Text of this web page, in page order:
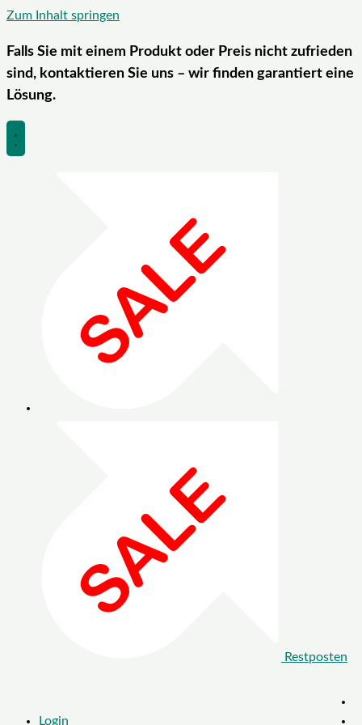
Zum Inhalt springen
Falls Sie mit einem Produkt oder Preis nicht zufrieden
sind, kontaktieren Sie uns – wir finden garantiert eine
Lösung.
Restposten
Login